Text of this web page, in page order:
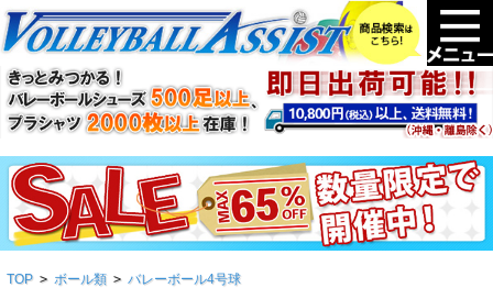
TOP > ボール類 > バレーボール4号球